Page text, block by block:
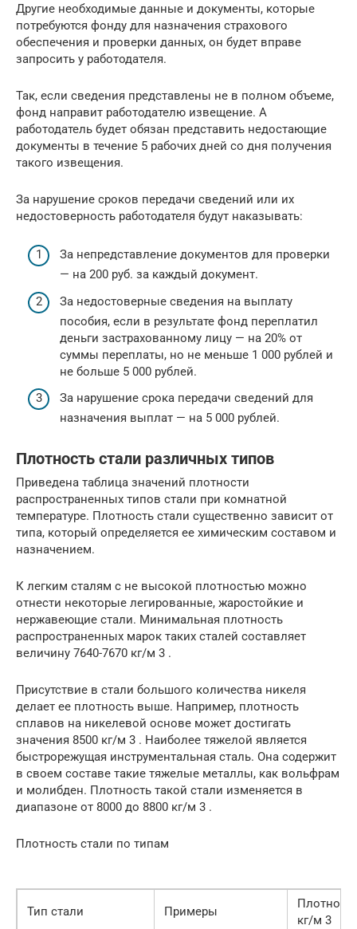
Другие необходимые данные и документы, которые
потребуются фонду для назначения страхового
обеспечения и проверки данных, он будет вправе
запросить у работодателя.
Так, если сведения представлены не в полном объеме,
фонд направит работодателю извещение. А
работодатель будет обязан представить недостающие
документы в течение 5 рабочих дней со дня получения
такого извещения.
За нарушение сроков передачи сведений или их
недостоверность работодателя будут наказывать:
За непредставление документов для проверки
— на 200 руб. за каждый документ.
За недостоверные сведения на выплату
пособия, если в результате фонд переплатил
деньги застрахованному лицу — на 20% от
суммы переплаты, но не меньше 1 000 рублей и
не больше 5 000 рублей.
За нарушение срока передачи сведений для
назначения выплат — на 5 000 рублей.
Плотность стали различных типов
Приведена таблица значений плотности
распространенных типов стали при комнатной
температуре. Плотность стали существенно зависит от
типа, который определяется ее химическим составом и
назначением.
К легким сталям с не высокой плотностью можно
отнести некоторые легированные, жаростойкие и
нержавеющие стали. Минимальная плотность
распространенных марок таких сталей составляет
величину 7640-7670 кг/м 3 .
Присутствие в стали большого количества никеля
делает ее плотность выше. Например, плотность
сплавов на никелевой основе может достигать
значения 8500 кг/м 3 . Наиболее тяжелой является
быстрорежущая инструментальная сталь. Она содержит
в своем составе такие тяжелые металлы, как вольфрам
и молибден. Плотность такой стали изменяется в
диапазоне от 8000 до 8800 кг/м 3 .
Плотность стали по типам
Тип стали Примеры
кг/м 3